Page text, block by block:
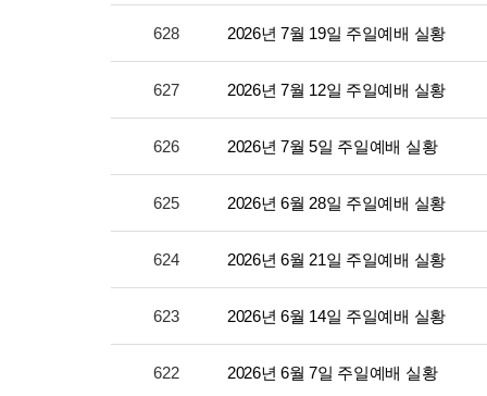
628 2026년 7월 19일 주일예배 실황
627 2026년 7월 12일 주일예배 실황
626 2026년 7월 5일 주일예배 실황
625 2026년 6월 28일 주일예배 실황
624 2026년 6월 21일 주일예배 실황
623 2026년 6월 14일 주일예배 실황
622 2026년 6월 7일 주일예배 실황